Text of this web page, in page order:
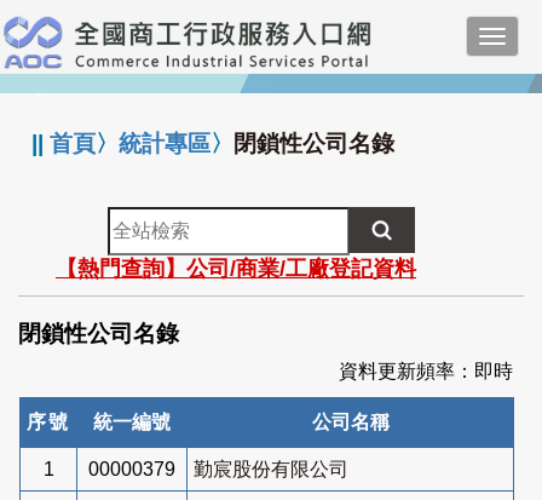
跳
到
主
要
:::
||首頁〉統計專區〉 閉鎖性公司名錄
全
站
檢
索
【熱門查詢】公司/商業/工廠登記資料
閉鎖性公司名錄
資料更新頻率：即時
序號 統一編號 公司名稱
1 00000379 勤宸股份有限公司